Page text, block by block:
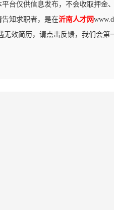
平台仅供信息发布，不会收取押金
告知求职者，是在沂南人才网
无效简历，请点击反馈，我们会第